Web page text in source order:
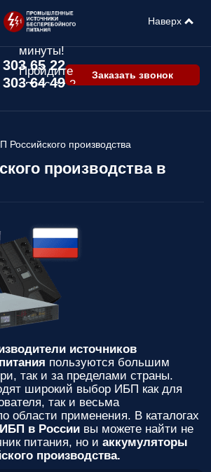
65 22
64 49
Заказать звонок
Российского производства
производства в
источников
пользуются большим
так и за пределами страны.
широкий выбор ИБП как для
так и весьма
области применения. В каталогах
ИБП в России вы можете найти не
питания, но и аккумуляторы
производства.
Наверх
Подбор ИБП
минуты!
Пройдите
опрос за 2
подходит
Пройдите
рекомендованных
ИБПс
ценами,
учитывая
только
важные для
вас
Персональную
скидку до
7%!
Подробный
расчет
стоимости
монтажных
работ и